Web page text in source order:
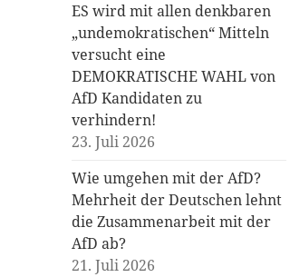
ES wird mit allen denkbaren
„undemokratischen“ Mitteln
versucht eine
DEMOKRATISCHE WAHL von
AfD Kandidaten zu
verhindern!
23. Juli 2026
Wie umgehen mit der AfD?
Mehrheit der Deutschen lehnt
die Zusammenarbeit mit der
AfD ab?
21. Juli 2026